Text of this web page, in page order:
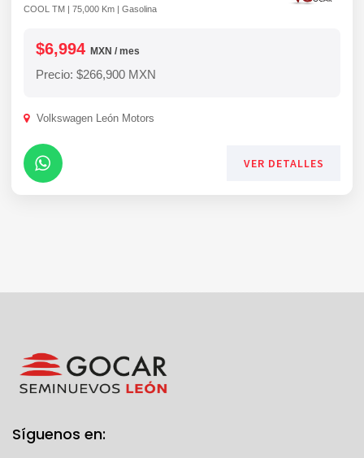
COOL TM | 75,000 Km | Gasolina
$6,994 MXN / mes
Precio: $266,900 MXN
Volkswagen León Motors
VER DETALLES
Síguenos en: